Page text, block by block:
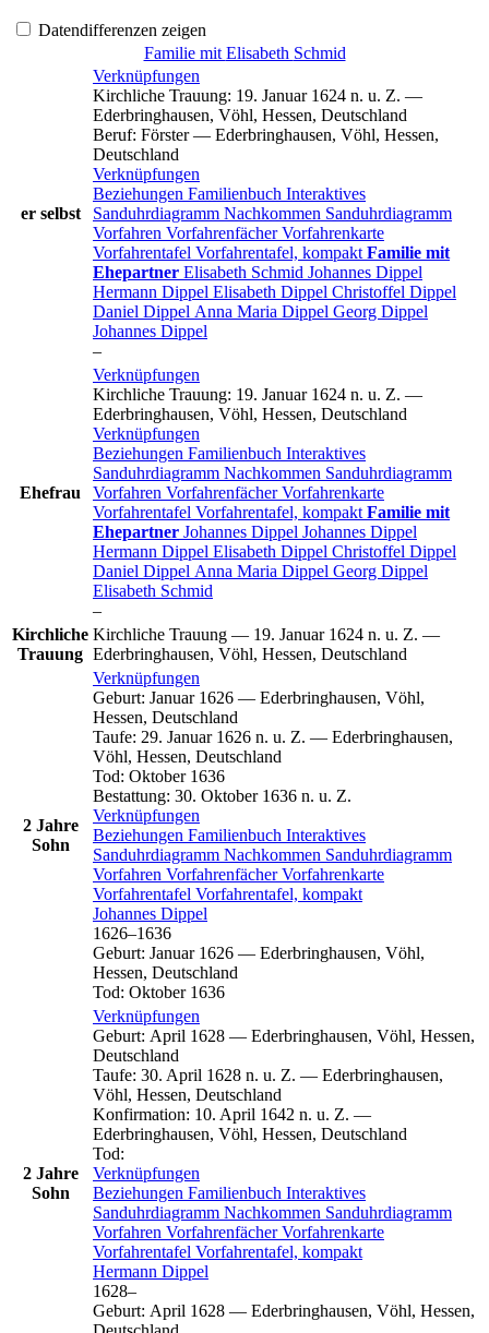
Datendifferenzen zeigen
Familie mit Elisabeth Schmid
er selbst
Verknüpfungen
Kirchliche Trauung: 19. Januar 1624 n. u. Z. —
Ederbringhausen, Vöhl, Hessen, Deutschland
Beruf: Förster— Ederbringhausen, Vöhl, Hessen,
Deutschland
Verknüpfungen
Beziehungen Familienbuch Interaktives
Sanduhrdiagramm Nachkommen Sanduhrdiagramm
Vorfahren VorfahrenfächerVorfahrenkarte
Vorfahrentafel Vorfahrentafel, kompakt Familie mit
Ehepartner Elisabeth Schmid Johannes Dippel
Hermann Dippel Elisabeth Dippel Christoffel Dippel
Daniel Dippel Anna Maria Dippel Georg Dippel
Johannes Dippel
–
Ehefrau
Verknüpfungen
Kirchliche Trauung: 19. Januar 1624 n. u. Z. —
Ederbringhausen, Vöhl, Hessen, Deutschland
Verknüpfungen
Beziehungen Familienbuch Interaktives
Sanduhrdiagramm Nachkommen Sanduhrdiagramm
Vorfahren VorfahrenfächerVorfahrenkarte
Vorfahrentafel Vorfahrentafel, kompakt Familie mit
Ehepartner Johannes Dippel Johannes Dippel
Hermann Dippel Elisabeth Dippel Christoffel Dippel
Daniel Dippel Anna Maria Dippel Georg Dippel
Elisabeth Schmid
–
Kirchliche
Trauung
Kirchliche Trauung — 19. Januar 1624 n. u. Z. —
Ederbringhausen, Vöhl, Hessen, Deutschland
2 Jahre
Sohn
Verknüpfungen
Geburt: Januar 1626 — Ederbringhausen, Vöhl,
Hessen, Deutschland
Taufe: 29. Januar 1626 n. u. Z. — Ederbringhausen,
Vöhl, Hessen, Deutschland
Tod: Oktober 1636
Bestattung: 30. Oktober 1636 n. u. Z.
Verknüpfungen
Beziehungen Familienbuch Interaktives
Sanduhrdiagramm Nachkommen Sanduhrdiagramm
Vorfahren VorfahrenfächerVorfahrenkarte
Vorfahrentafel Vorfahrentafel, kompakt
Johannes Dippel
1626–1636
Geburt: Januar 1626 — Ederbringhausen, Vöhl,
Hessen, Deutschland
Tod: Oktober 1636
2 Jahre
Sohn
Verknüpfungen
Geburt: April 1628 — Ederbringhausen, Vöhl, Hessen,
Deutschland
Taufe: 30. April 1628 n. u. Z. — Ederbringhausen,
Vöhl, Hessen, Deutschland
Konfirmation: 10. April 1642 n. u. Z. —
Ederbringhausen, Vöhl, Hessen, Deutschland
Tod:
Verknüpfungen
Beziehungen Familienbuch Interaktives
Sanduhrdiagramm Nachkommen Sanduhrdiagramm
Vorfahren VorfahrenfächerVorfahrenkarte
Vorfahrentafel Vorfahrentafel, kompakt
Hermann Dippel
1628–
Geburt: April 1628 — Ederbringhausen, Vöhl, Hessen,